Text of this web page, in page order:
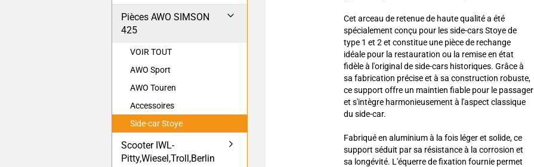
Cet arceau de retenue de haute qualité a été
spécialement conçu pour les side-cars Stoye de
type 1 et 2 et constitue une pièce de rechange
idéale pour la restauration ou la remise en état
fidèle à l'original de side-cars historiques. Grâce à
sa fabrication précise et à sa construction robuste,
ce support offre un maintien fiable pour le passager
et s'intègre harmonieusement à l'aspect classique
du side-car.
Fabriqué en aluminium à la fois léger et solide, ce
support séduit par sa résistance à la corrosion et
sa longévité. L'équerre de fixation fournie permet
Pièces AWO SIMSON
425
VOIR TOUT
AWO Sport
AWO Touren
Accessoires
Side-car Stoye
Scooter IWL-
Pitty,Wiesel,Troll,Berlin